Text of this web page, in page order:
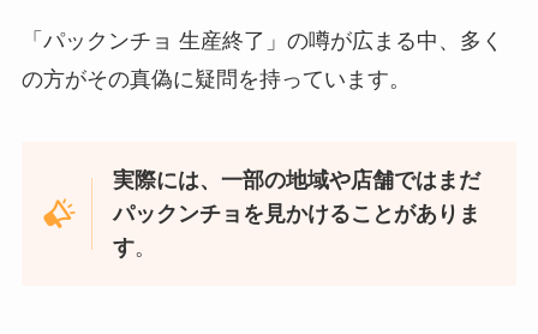
低温殺菌牛乳はどこで売ってる？
ココナッツオイルはどこで買え
「パックンチョ 生産終了」の噂が広まる中、多く
の方がその真偽に疑問を持っています。
実際には、一部の地域や店舗ではまだ
パックンチョを見かけることがありま
す。